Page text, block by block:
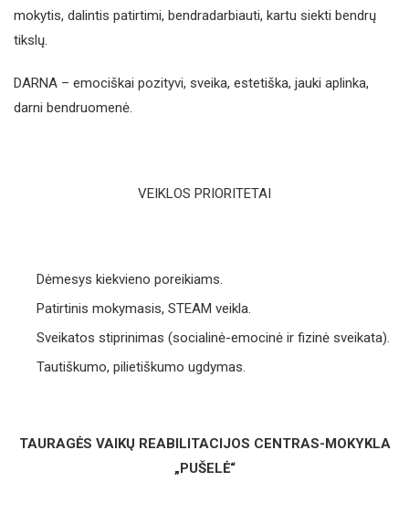
mokytis, dalintis patirtimi, bendradarbiauti, kartu siekti bendrų
tikslų.
DARNA – emociškai pozityvi, sveika, estetiška, jauki aplinka,
darni bendruomenė.
VEIKLOS PRIORITETAI
Dėmesys kiekvieno poreikiams.
Patirtinis mokymasis, STEAM veikla.
Sveikatos stiprinimas (socialinė-emocinė ir fizinė sveikata).
Tautiškumo, pilietiškumo ugdymas.
TAURAGĖS VAIKŲ REABILITACIJOS CENTRAS-MOKYKLA
„PUŠELĖ“